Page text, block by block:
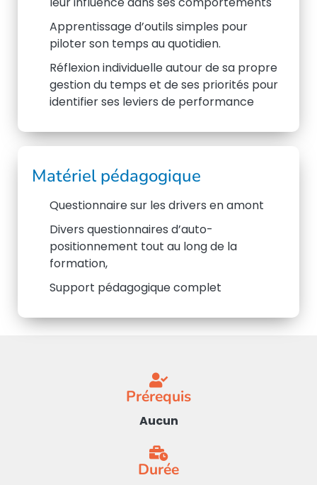
Prérequis
Aucun
Durée
Apprentissage d’outils simples pour
piloter son temps au quotidien.
Réflexion individuelle autour de sa propre
gestion du temps et de ses priorités pour
identifier ses leviers de performance
Matériel pédagogique
Questionnaire sur les drivers en amont
Divers questionnaires d’auto-
positionnement tout au long de la
formation,
Support pédagogique complet